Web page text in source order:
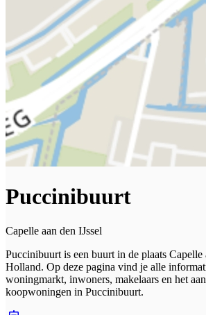
Puccinibuurt
Capelle aan den IJssel
Puccinibuurt is een buurt in de plaats Capelle
Holland. Op deze pagina vind je alle
woningmarkt, inwoners, makelaars en het
koopwoningen in Puccinibuurt.